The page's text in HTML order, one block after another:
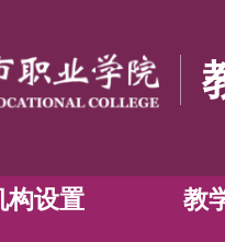
机构设置